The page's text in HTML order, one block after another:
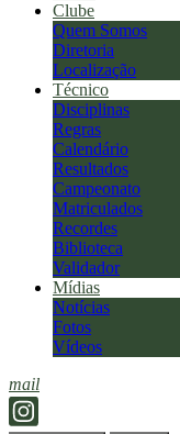
Clube
Quem Somos
Diretoria
Localização
Técnico
Disciplinas
Regras
Calendário
Resultados
Campeonato
Matriculados
Recordes
Biblioteca
Validador
Mídias
Notícias
Fotos
Vídeos
mail